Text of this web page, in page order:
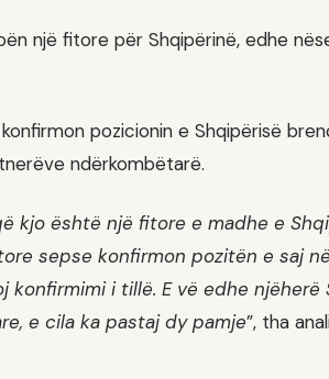
një fitore për Shqipërinë, edhe
pozicionin e Shqipërisë
ndërkombëtarë.
kjo është një fitore e madhe e
sepse konfirmon pozitën e saj
konfirmimi i tillë. E vë edhe
e cila ka pastaj dy pamje”, tha